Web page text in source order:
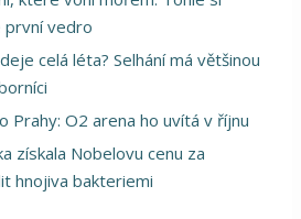
vedro
celá léta? Selhání má většinou
Prahy: O2 arena ho uvítá v říjnu
získala Nobelovu cenu za
hnojiva bakteriemi